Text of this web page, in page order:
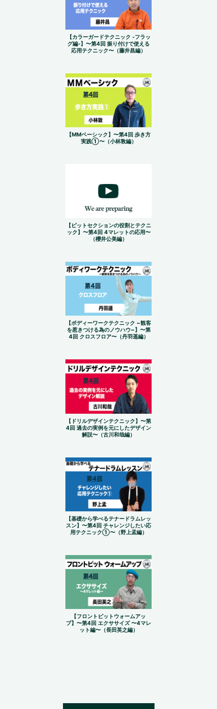
【カラーガードテクニック -フラッ
グ編-】〜第4回 振り付けで使える
応用テクニック〜（藤井昌編）
【MMベーシック】〜第4回 歩き方
実践①〜（小林敦編）
【ピットセクションの役割とテクニ
ック】〜第4回 4マレットの応用〜
（櫻井公美編）
【ボディーワークテクニック ~観客
を惹きつける為のノウハウ~】〜第
4回 クロスフロア〜（丹羽遥編）
【ドリルデザインテクニック】〜第
4回 過去の実例を元にしたデザイン
解説〜（古川和哉編）
【基礎から学べるテナードラムレッ
スン】〜第4回 チャレンジしたい応
用テクニック①〜（野上孟編）
【フロントピットウォームアッ
プ】〜第4回 エクササイズ 〜4マレ
ット編〜（長田英之編）